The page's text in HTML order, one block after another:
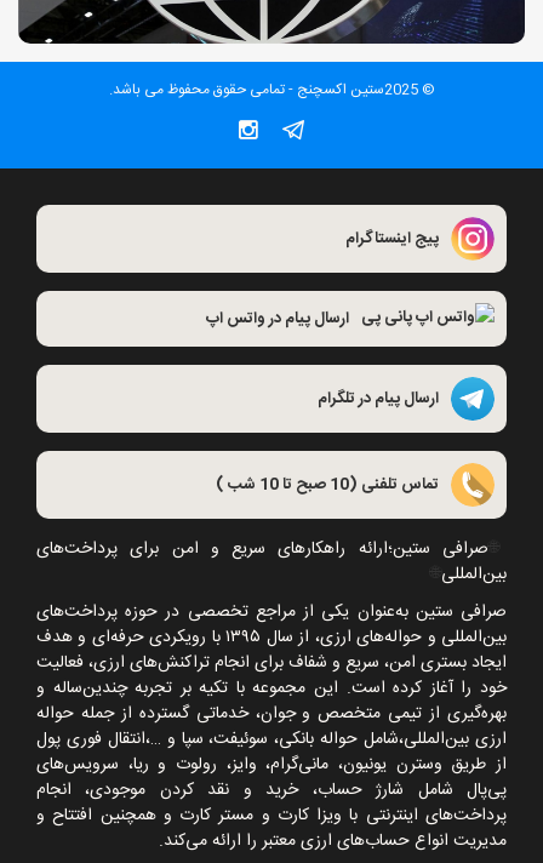
© 2025ستین اکسچنج - تمامی حقوق محفوظ می باشد.
پیج اینستاگرام
ارسال پیام در واتس اپ
ارسال پیام در تلگرام
تماس تلفنی (10 صبح تا 10 شب )
صرافی ستین؛ارائه راهکارهای سریع و امن برای پرداخت‌های
بین‌المللی
صرافی ستین به‌عنوان یکی از مراجع تخصصی در حوزه پرداخت‌های
بین‌المللی و حواله‌های ارزی، از سال ۱۳۹۵با رویکردی حرفه‌ای و هدف
ایجاد بستری امن، سریع و شفاف برای انجام تراکنش‌های ارزی، فعالیت
خود را آغاز کرده است. این مجموعه با تکیه بر تجربه چندین‌ساله و
بهره‌گیری از تیمی متخصص و جوان، خدماتی گسترده از جمله حواله
ارزی بین‌المللی،شامل حواله بانکی، سوئیفت، سپا و …،انتقال فوری پول
از طریق وسترن یونیون، مانی‌گرام، وایز، رولوت و ریا، سرویس‌های
پی‌پال شامل شارژ حساب، خرید و نقد کردن موجودی، انجام
پرداخت‌های اینترنتی با ویزا کارت و مستر کارت و همچنین افتتاح و
مدیریت انواع حساب‌های ارزی معتبر را ارائه می‌کند.